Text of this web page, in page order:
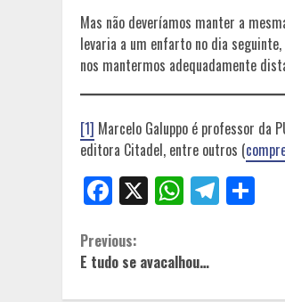
Mas não deveríamos manter a
levaria a um enfarto no dia
nos mantermos adequadamente
[1] Marcelo Galuppo é professor da
editora Citadel, entre outros (
Facebook
X WhatsApp
Continue
Reading
Previous:
E tudo se avacalhou…